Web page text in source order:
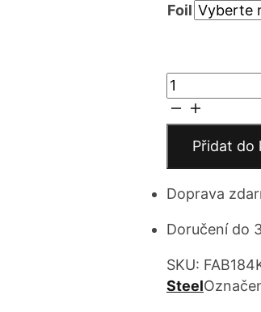
Foil
Robin
Hood,
Capable
Fighter
množství
Přidat do
Doprava
Doručení do
SKU: FAB184
Steel